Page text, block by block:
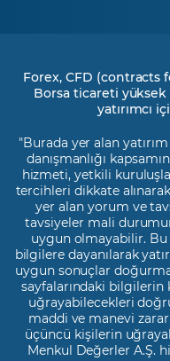
Forex, CFD (contracts
Borsa ticareti
yatırımcı
"Burada yer alan
danışmanlığı
hizmeti, yetkili
tercihleri dikkate
yer alan yorum ve
tavsiyeler mali
uygun olmayabilir. Bu
bilgilere dayanılarak
uygun sonuçlar
sayfalarındaki bilgilerin
uğrayabilecekleri
maddi ve manevi
üçüncü kişilerin
Menkul Değerler A.Ş.